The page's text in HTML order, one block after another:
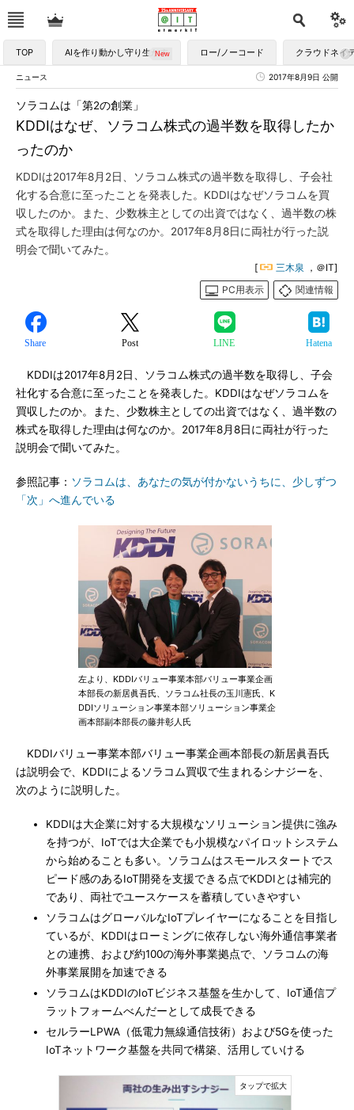
TOP AIを作り動かし守り生かす ロー/ノーコード クラウドネイ
ニュース 2017年8月9日 公開
KDDIはなぜ、ソラコム株式の過半数を取得したか
ったのか
ソラコムは「第2の創業」
KDDIは2017年8月2日、ソラコム株式の過半数を取得し、子会社
化する合意に至ったことを発表した。KDDIはなぜソラコムを買
収したのか。また、少数株主としての出資ではなく、過半数の株
式を取得した理由は何なのか。2017年8月8日に両社が行った説
明会で聞いてみた。
[ 三木泉 ，＠IT]
PC用表示
関連情報
Share Post LINE Hatena
KDDIは2017年8月2日、ソラコム株式の過半数を取得し、子会
社化する合意に至ったことを発表した。KDDIはなぜソラコムを
買収したのか。また、少数株主としての出資ではなく、過半数の
株式を取得した理由は何なのか。2017年8月8日に両社が行った
説明会で聞いてみた。
参照記事： ソラコムは、あなたの気が付かないうちに、少しずつ
「次」へ進んでいる
左より、KDDIバリュー事業本部バリュー事業企画
本部長の新居眞吾氏、ソラコム社長の玉川憲氏、K
DDIソリューション事業本部ソリューション事業企
画本部副本部長の藤井彰人氏
KDDIバリュー事業本部バリュー事業企画本部長の新居眞吾氏
は説明会で、KDDIによるソラコム買収で生まれるシナジーを、
次のように説明した。
KDDIは大企業に対する大規模なソリューション提供に強み
を持つが、IoTでは大企業でも小規模なパイロットシステム
から始めることも多い。ソラコムはスモールスタートでス
ピード感のあるIoT開発を支援できる点でKDDIとは補完的
であり、両社でユースケースを蓄積していきやすい
ソラコムはグローバルなIoTプレイヤーになることを目指し
ているが、KDDIはローミングに依存しない海外通信事業者
との連携、および約100の海外事業拠点で、ソラコムの海
外事業展開を加速できる
ソラコムはKDDIのIoTビジネス基盤を生かして、IoT通信プ
ラットフォームべんだーとして成長できる
セルラーLPWA（低電力無線通信技術）および5Gを使った
IoTネットワーク基盤を共同で構築、活用していける